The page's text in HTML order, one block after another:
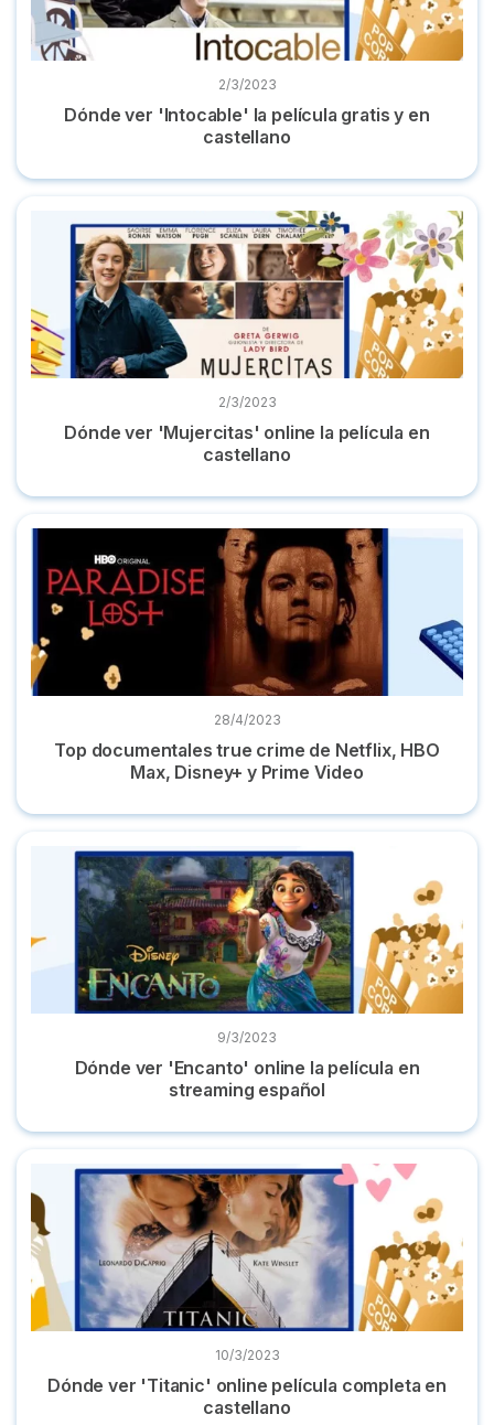
2/3/2023
Dónde ver 'Intocable' la película gratis y en
castellano
Dónde ver 'Mujercitas' online la película en castellano
2/3/2023
Dónde ver 'Mujercitas' online la película en
castellano
Top documentales true crime de Netflix, HBO Max,
28/4/2023
Top documentales true crime de Netflix, HBO
Max, Disney+ y Prime Video
Dónde ver 'Encanto' online la película en streaming español
9/3/2023
Dónde ver 'Encanto' online la película en
streaming español
Dónde ver 'Titanic' online película completa en castellano
10/3/2023
Dónde ver 'Titanic' online película completa en
castellano